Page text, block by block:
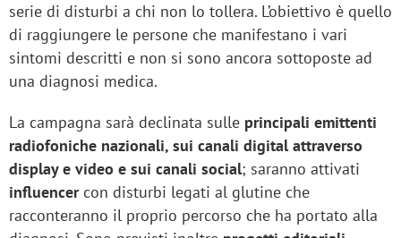
serie di disturbi a chi non lo tollera. L’obiettivo è quello
di raggiungere le persone che manifestano i vari
sintomi descritti e non si sono ancora sottoposte ad
una diagnosi medica.
La campagna sarà declinata sulle principali emittenti
radiofoniche nazionali, sui canali digital attraverso
display e video e sui canali social; saranno attivati
influencer con disturbi legati al glutine che
racconteranno il proprio percorso che ha portato alla